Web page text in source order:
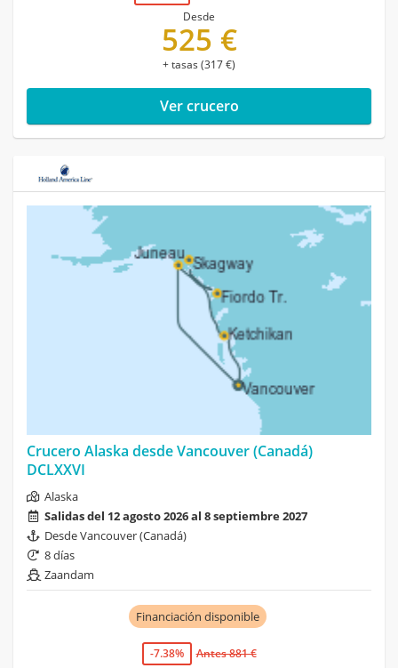
Desde
525 €
+ tasas (317 €)
Ver crucero
Crucero Alaska desde Vancouver (Canadá)
DCLXXVI
Alaska
Salidas del 12 agosto 2026 al 8 septiembre 2027
Desde Vancouver (Canadá)
8 días
Zaandam
Financiación disponible
-7.38%
Antes 881 €